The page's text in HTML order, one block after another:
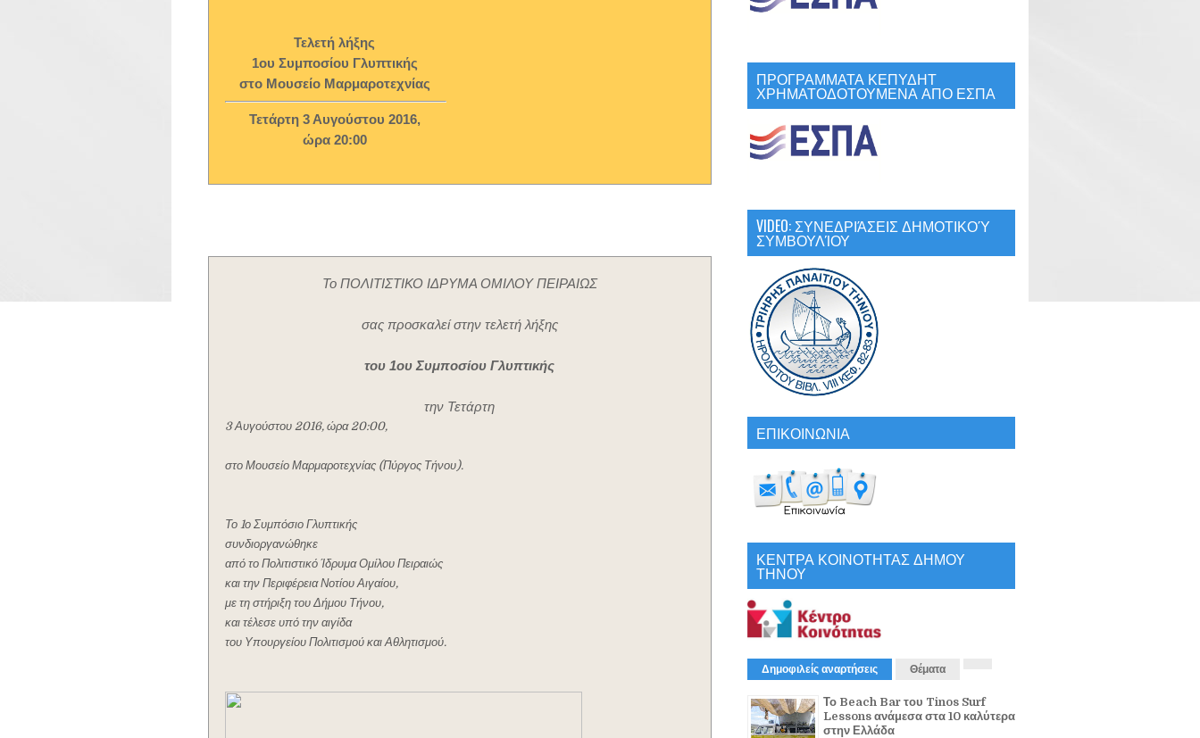
Τελετή λήξης
1ου Συμποσίου Γλυπτικής
στο Μουσείο Μαρμαροτεχνίας
Τετάρτη 3 Αυγούστου 2016,
ώρα 20:00
Το ΠΟΛΙΤΙΣΤΙΚΟ ΙΔΡΥΜΑ ΟΜΙΛΟΥ ΠΕΙΡΑΙΩΣ
σας προσκαλεί στην τελετή λήξης
του 1ου Συμποσίου Γλυπτικής
την Τετάρτη
3 Αυγούστου 2016, ώρα 20:00,
στο Μουσείο Μαρμαροτεχνίας (Πύργος Τήνου).
Το 1ο Συμπόσιο Γλυπτικής
συνδιοργανώθηκε
από το Πολιτιστικό Ίδρυμα Ομίλου Πειραιώς
και την Περιφέρεια Νοτίου Αιγαίου,
με τη στήριξη του Δήμου Τήνου,
και τέλεσε υπό την αιγίδα
του Υπουργείου Πολιτισμού και Αθλητισμού.
ΠΡΟΓΡΑΜΜΑΤΑ ΚΕΠΥΔΗΤ
ΧΡΗΜΑΤΟΔΟΤΟΥΜΕΝΑ ΑΠΟ ΕΣΠΑ
VIDEO: ΣΥΝΕΔΡΙΆΣΕΙΣ ΔΗΜΟΤΙΚΟΎ
ΣΥΜΒΟΥΛΊΟΥ
ΕΠΙΚΟΙΝΩΝΙΑ
ΚΕΝΤΡΑ ΚΟΙΝΟΤΗΤΑΣ ΔΗΜΟΥ
ΤΗΝΟΥ
Δημοφιλείς αναρτήσεις Θέματα
Το Beach Bar του Tinos Surf
Lessons ανάμεσα στα 10 καλύτερα
στην Ελλάδα